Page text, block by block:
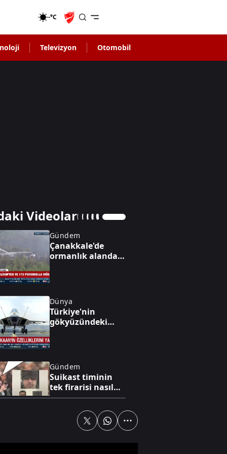
-°C
Televizyon Otomobil
Videolar
Gündem
Çanakkale'de
ormanlık alanda
Dünya
Türkiye'nin
gökyüzündeki
Gündem
Suikast timinin
tek firarisi nasıl
gizlendi?
Televizyon
Doğru cevabı